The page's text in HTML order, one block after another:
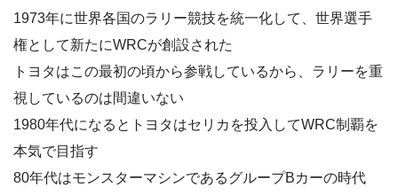
1973年に世界各国のラリー競技を統一化して、世界選手
権として新たにWRCが創設された
トヨタはこの最初の頃から参戦しているから、ラリーを重
視しているのは間違いない
1980年代になるとトヨタはセリカを投入してWRC制覇を
本気で目指す
80年代はモンスターマシンであるグループBカーの時代